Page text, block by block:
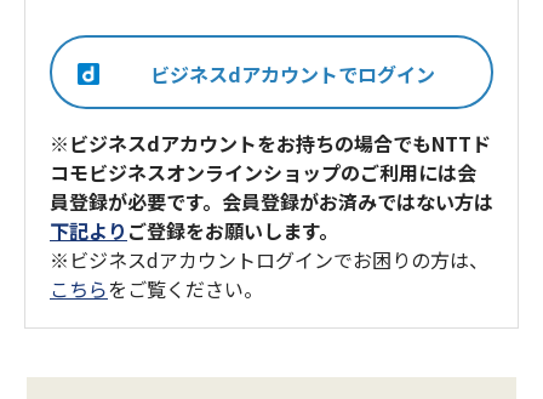
※ビジネスdアカウントをお持ちの場合でもNTTド
コモビジネスオンラインショップのご利用には会
員登録が必要です。会員登録がお済みではない方は
下記より ご登録をお願いします。
※ビジネスdアカウントログインでお困りの方は、
こちらをご覧ください。